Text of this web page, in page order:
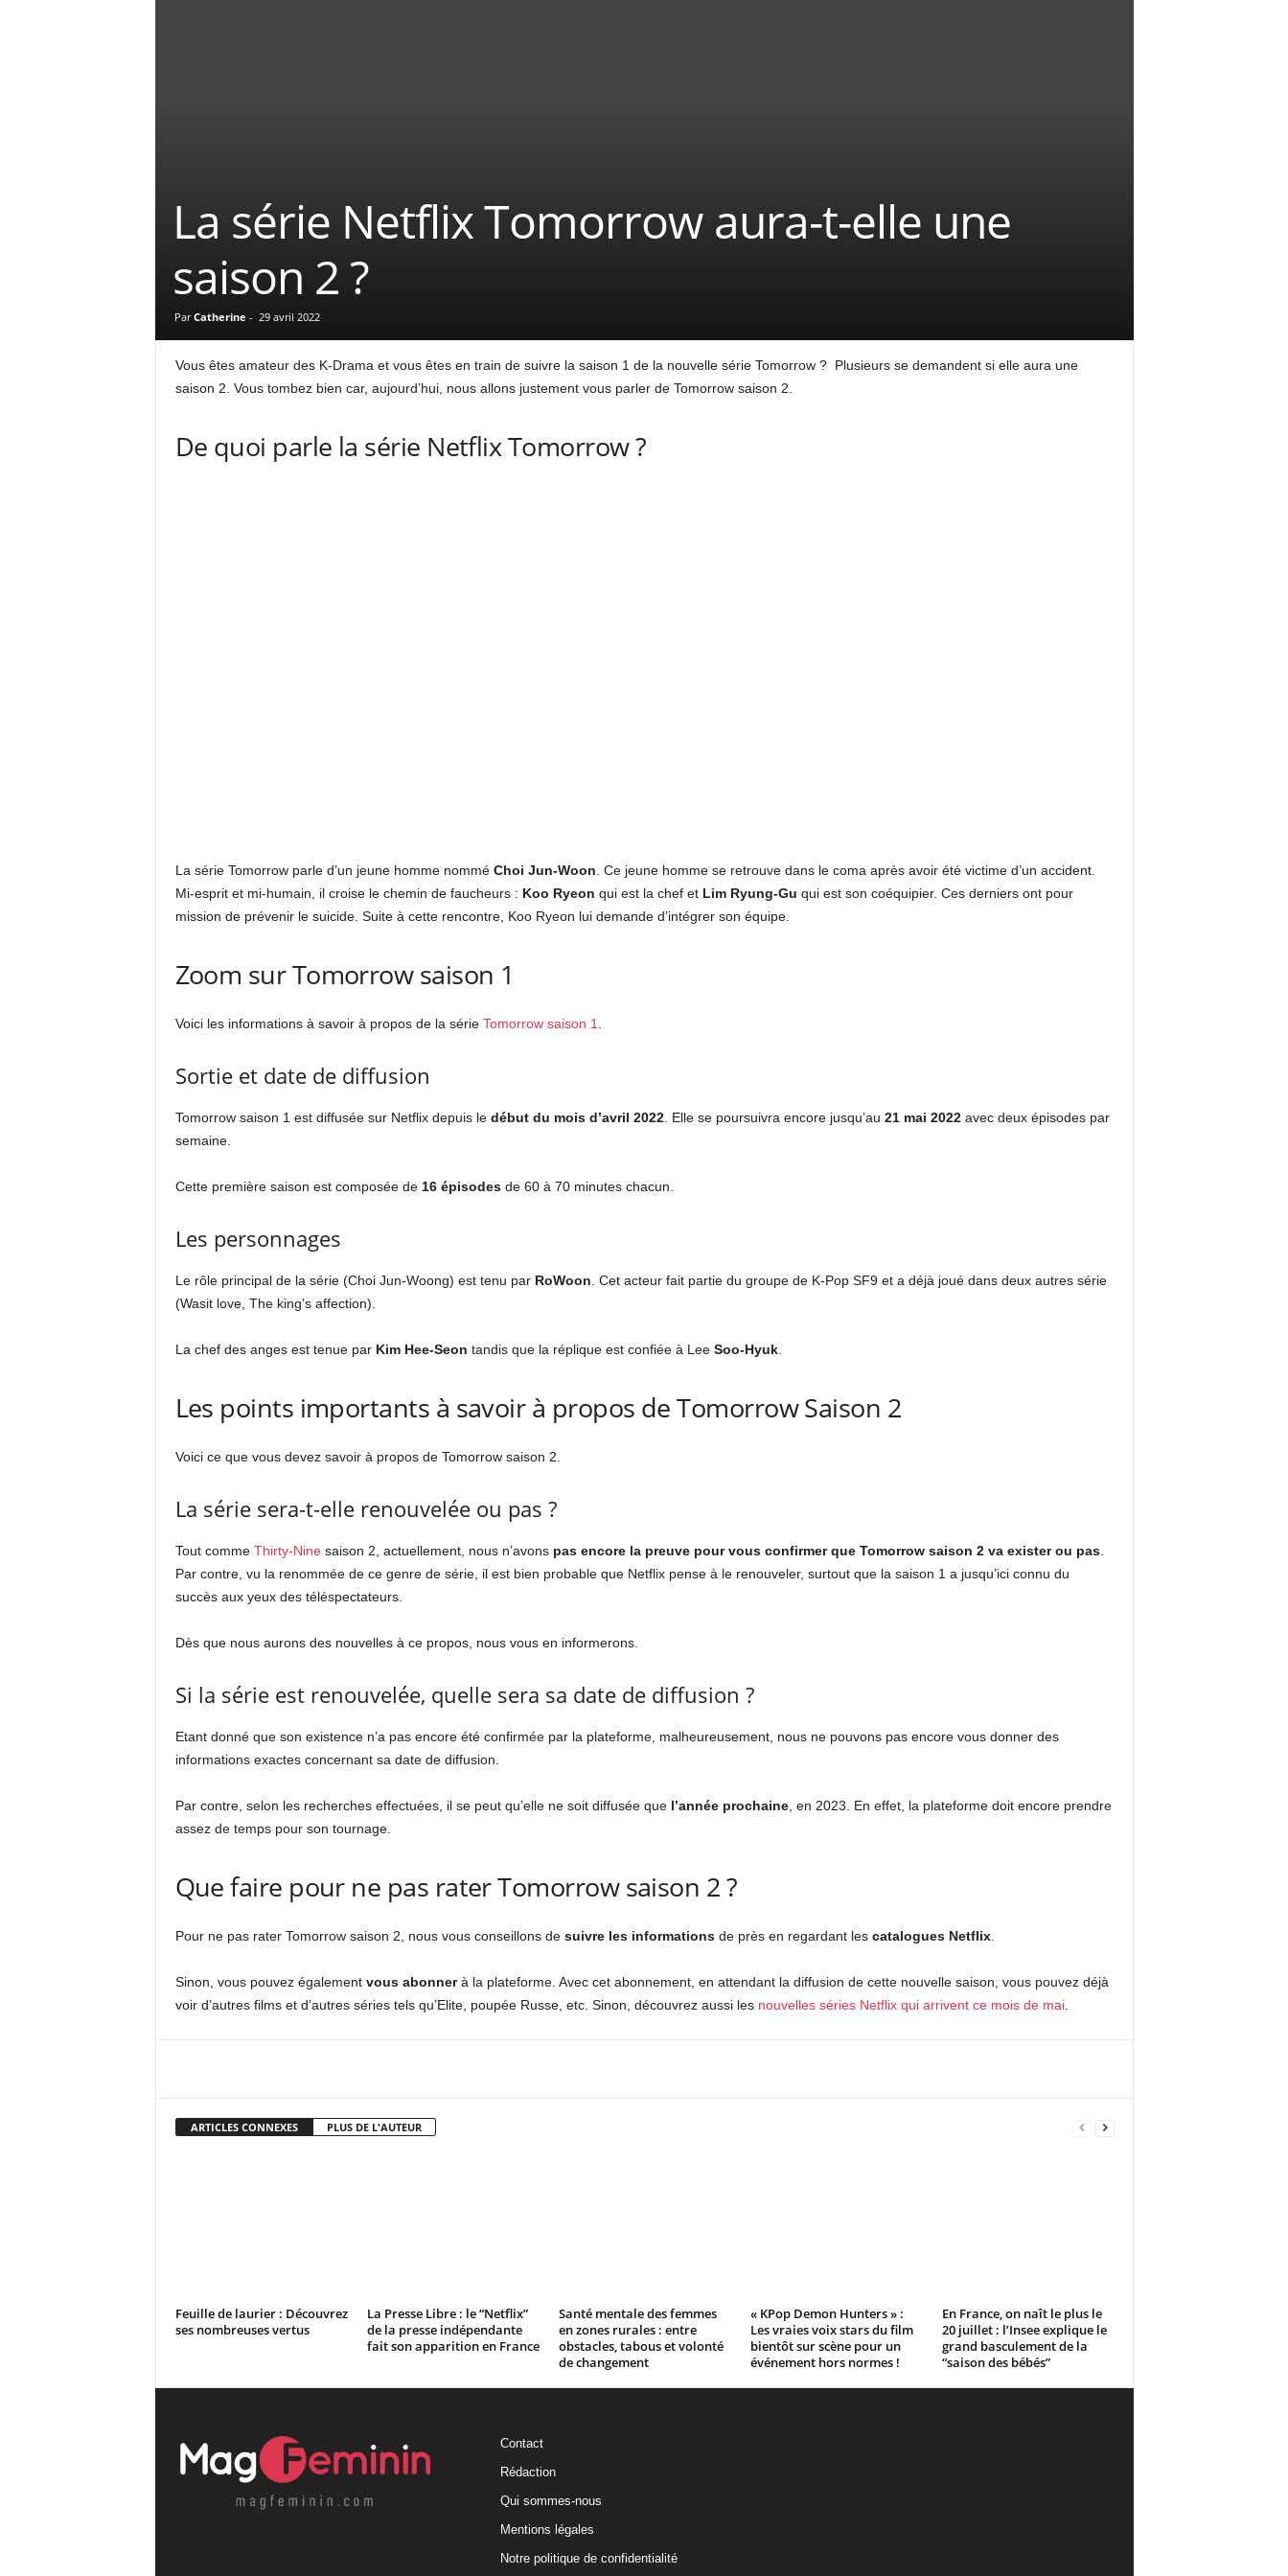
La série Netflix Tomorrow aura-t-elle une
saison 2 ?
Par Catherine - 29 avril 2022
Vous êtes amateur des K-Drama et vous êtes en train de suivre la saison 1 de la nouvelle série Tomorrow ? Plusieurs se demandent si elle aura une
saison 2. Vous tombez bien car, aujourd’hui, nous allons justement vous parler de Tomorrow saison 2.
De quoi parle la série Netflix Tomorrow ?
La série Tomorrow parle d’un jeune homme nommé Choi Jun-Woon . Ce jeune homme se retrouve dans le coma après avoir été victime d’un accident.
Mi-esprit et mi-humain, il croise le chemin de faucheurs : Koo Ryeon qui est la chef et Lim Ryung-Gu qui est son coéquipier. Ces derniers ont pour
mission de prévenir le suicide. Suite à cette rencontre, Koo Ryeon lui demande d’intégrer son équipe.
Zoom sur Tomorrow saison 1
Voici les informations à savoir à propos de la série Tomorrow saison 1
Sortie et date de diffusion
Tomorrow saison 1 est diffusée sur Netflix depuis le début du mois d’avril 2022. Elle se poursuivra encore jusqu’au 21 mai 2022avec deux épisodes par
semaine.
Cette première saison est composée de 16 épisodesde 60 à 70 minutes chacun.
Les personnages
Le rôle principal de la série (Choi Jun-Woong) est tenu par RoWoon . Cet acteur fait partie du groupe de K-Pop SF9 et a déjà joué dans deux autres série
(Wasit love, The king’s affection).
La chef des anges est tenue par Kim Hee-Seon tandis que la réplique est confiée à Lee Soo-Hyuk.
Les points importants à savoir à propos de Tomorrow Saison 2
Voici ce que vous devez savoir à propos de Tomorrow saison 2.
La série sera-t-elle renouvelée ou pas ?
Tout comme Thirty-Ninesaison 2, actuellement, nous n’avons pas encore la preuve pour vous confirmer que Tomorrow saison 2 va exister ou pas.
Par contre, vu la renommée de ce genre de série, il est bien probable que Netflix pense à le renouveler, surtout que la saison 1 a jusqu’ici connu du
succès aux yeux des téléspectateurs.
Dès que nous aurons des nouvelles à ce propos, nous vous en informerons.
Si la série est renouvelée, quelle sera sa date de diffusion ?
Etant donné que son existence n’a pas encore été confirmée par la plateforme, malheureusement, nous ne pouvons pas encore vous donner des
informations exactes concernant sa date de diffusion.
Par contre, selon les recherches effectuées, il se peut qu’elle ne soit diffusée que l’année prochaine, en 2023. En effet, la plateforme doit encore prendre
assez de temps pour son tournage.
Que faire pour ne pas rater Tomorrow saison 2 ?
Pour ne pas rater Tomorrow saison 2, nous vous conseillons de suivre les informationsde près en regardant les catalogues Netflix.
Sinon, vous pouvez également vous abonnerà la plateforme. Avec cet abonnement, en attendant la diffusion de cette nouvelle saison, vous pouvez déjà
voir d’autres films et d’autres séries tels qu’Elite, poupée Russe, etc. Sinon, découvrez aussi les nouvelles séries Netflix qui arrivent ce mois de mai.
ARTICLES CONNEXES PLUS DE L'AUTEUR
Feuille de laurier : Découvrez
ses nombreuses vertus
La Presse Libre : le “Netflix”
de la presse indépendante
fait son apparition en France
Santé mentale des femmes
en zones rurales : entre
obstacles, tabous et volonté
de changement
« KPop Demon Hunters » :
Les vraies voix stars du film
bientôt sur scène pour un
événement hors normes !
En France, on naît le plus le
20 juillet : l’Insee explique le
grand basculement de la
“saison des bébés”
Contact
Rédaction
Qui sommes-nous
Mentions légales
Notre politique de confidentialité